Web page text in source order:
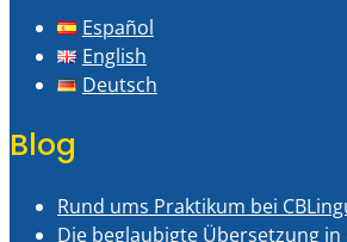
Español
English
Deutsch
Blog
Rund ums Praktikum bei
Die beglaubigte Übersetzung